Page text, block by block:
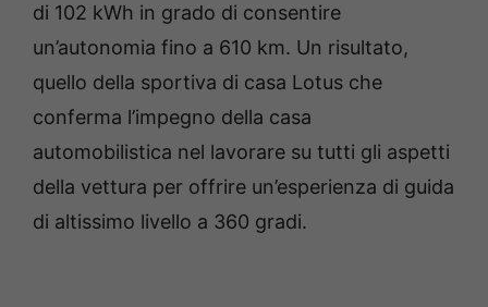
di 102 kWh in grado di consentire
un’autonomia fino a 610 km. Un risultato,
quello della sportiva di casa Lotus che
conferma l’impegno della casa
automobilistica nel lavorare su tutti gli aspetti
della vettura per offrire un’esperienza di guida
di altissimo livello a 360 gradi.